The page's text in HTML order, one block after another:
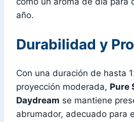
año.
Durabilidad y
Con una duración de hasta
proyección moderada, Pure
Daydream se mantiene
abrumador, adecuado para